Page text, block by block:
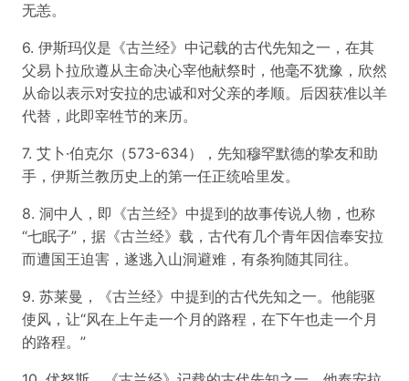
无恙。
6. 伊斯玛仪是《古兰经》中记载的古代先知之一，在其
父易卜拉欣遵从主命决心宰他献祭时，他毫不犹豫，欣然
从命以表示对安拉的忠诚和对父亲的孝顺。后因获准以羊
代替，此即宰牲节的来历。
7. 艾卜·伯克尔（573-634），先知穆罕默德的挚友和助
手，伊斯兰教历史上的第一任正统哈里发。
8. 洞中人，即《古兰经》中提到的故事传说人物，也称
“七眠子”，据《古兰经》载，古代有几个青年因信奉安拉
而遭国王迫害，遂逃入山洞避难，有条狗随其同往。
9. 苏莱曼，《古兰经》中提到的古代先知之一。他能驱
使风，让“风在上午走一个月的路程，在下午也走一个月
的路程。”